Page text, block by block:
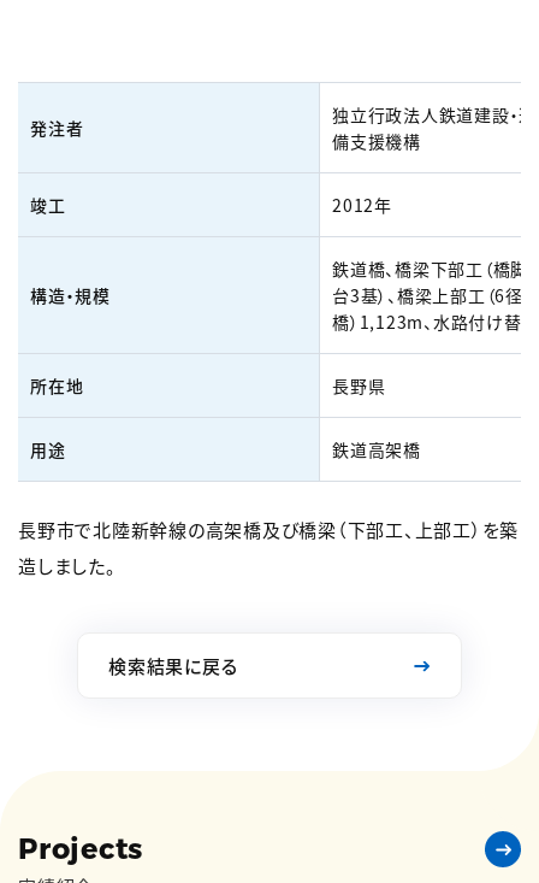
発注者
独立行政法人鉄道建設・
備支援機構
竣工 2012年
構造・規模
鉄道橋、橋梁下部工（橋脚
台3基）、橋梁上部工（6径
橋）1,123m、水路付け替え
所在地 長野県
用途 鉄道高架橋
長野市で北陸新幹線の高架橋及び橋梁（下部工、上部工）を築
造しました。
検索結果に戻る
Projects